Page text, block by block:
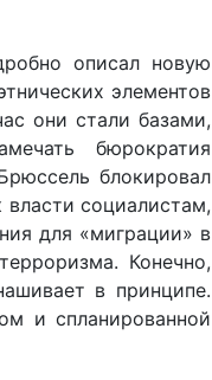
описал новую
элементов
они стали базами,
бюрократия
блокировал
социалистам,
для «миграции» в
Конечно,
в принципе.
и спланированной